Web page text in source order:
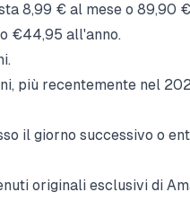
8,99 € al mese o 89,90
€44,95 all'anno.
più recentemente nel
il giorno successivo o
originali esclusivi di